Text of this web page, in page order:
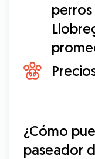
¿Cómo
paseador